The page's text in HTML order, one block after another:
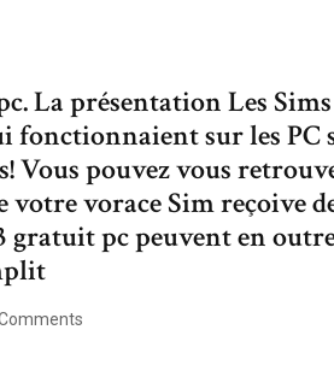
La présentation Les
fonctionnaient sur les PC
Vous pouvez vous
vorace Sim reçoive
pc peuvent en